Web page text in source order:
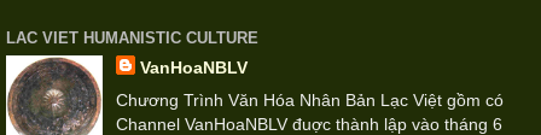
LAC VIET HUMANISTIC CULTURE
VanHoaNBLV
Chương Trình Văn Hóa Nhân Bản Lạc Việt gồm có
Channel VanHoaNBLV đuợc thành lập vào tháng 6